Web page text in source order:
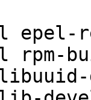
epel-